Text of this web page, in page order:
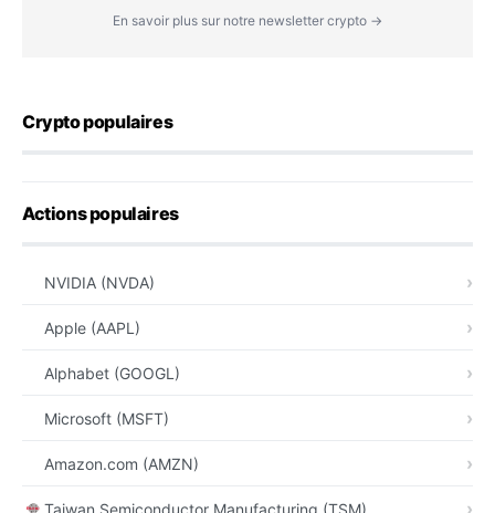
En savoir plus sur notre newsletter crypto →
Crypto populaires
Actions populaires
NVIDIA (NVDA)
Apple (AAPL)
Alphabet (GOOGL)
Microsoft (MSFT)
Amazon.com (AMZN)
Taiwan Semiconductor Manufacturing (TSM)